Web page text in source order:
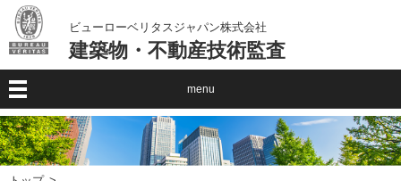
ビューローベリタスジャパン株式会社
建築物・不動産技術監査
menu